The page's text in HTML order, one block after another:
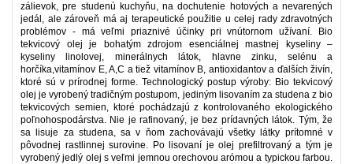
zálievok, pre studenú kuchyňu, na dochutenie hotových a nevarených
jedál, ale zároveň má aj terapeutické použitie u celej rady zdravotných
problémov - má veľmi priaznivé účinky pri vnútornom užívaní. Bio
tekvicový olej je bohatým zdrojom esenciálnej mastnej kyseliny –
kyseliny linolovej, minerálnych látok, hlavne zinku, selénu a
horčíka,vitamínov E, A,C a tiež vitamínov B, antioxidantov a ďalších živín,
ktoré sú v prírodnej forme. Technologický postup výroby: Bio tekvicový
olej je vyrobený tradičným postupom, jediným lisovaním za studena z bio
tekvicových semien, ktoré pochádzajú z kontrolovaného ekologického
poľnohospodárstva. Nie je rafinovaný, je bez prídavných látok. Tým, že
sa lisuje za studena, sa v ňom zachovávajú všetky látky prítomné v
pôvodnej rastlinnej surovine. Po lisovaní je olej prefiltrovaný a tým je
vyrobený jedlý olej s veľmi jemnou orechovou arómou a typickou farbou.